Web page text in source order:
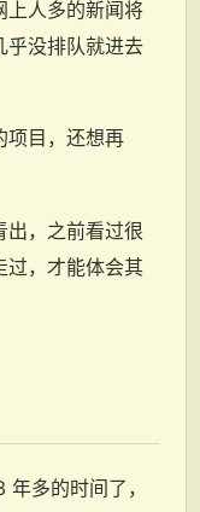
上人多的新闻将
乎没排队就进去
项目，还想再
出，之前看过很
过，才能体会其
多的时间了，